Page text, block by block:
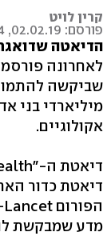
קרין לויט
פורסם: 02.02.19, 08:34
הדיאטה
לאחרונה
שביקשה
מיליארדי בני
אקולוגיים.
דיאטת כדור
מדע שמבקשת